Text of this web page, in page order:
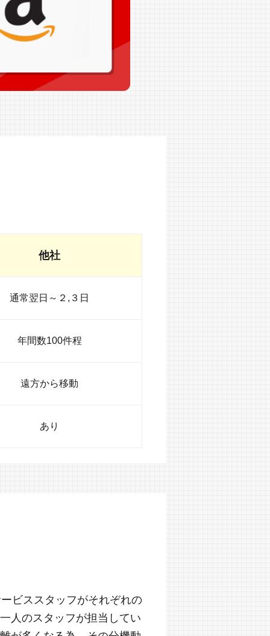
他社
通常翌日～２,３日
年間数100件程
遠方から移動
あり
ビススタッフがそれぞれの
人のスタッフが担当してい